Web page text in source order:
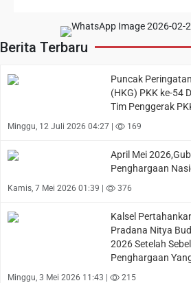
Berita Terbaru
Puncak
(HKG) PKK ke-54
Tim Penggerak
Minggu, 12 Juli 2026 04:27 | 169
April Mei
Penghargaan
Kamis, 7 Mei 2026 01:39 | 376
Kalsel
Pradana Nitya
2026 Setelah
Penghargaan
Minggu, 3 Mei 2026 11:43 | 215